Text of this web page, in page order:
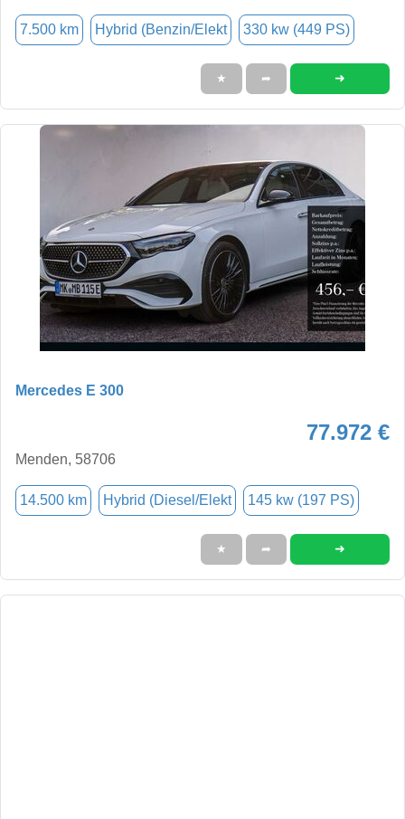
7.500 km Hybrid (Benzin/Elekt 330 kw (449 PS)
★ ➦ ➜
Mercedes E 300
77.972 €
Menden, 58706
14.500 km Hybrid (Diesel/Elekt 145 kw (197 PS)
★ ➦ ➜